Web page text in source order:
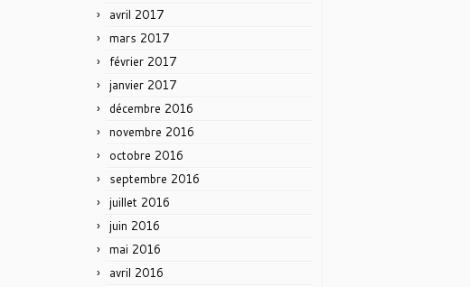
avril 2017
mars 2017
février 2017
janvier 2017
décembre 2016
novembre 2016
octobre 2016
septembre 2016
juillet 2016
juin 2016
mai 2016
avril 2016